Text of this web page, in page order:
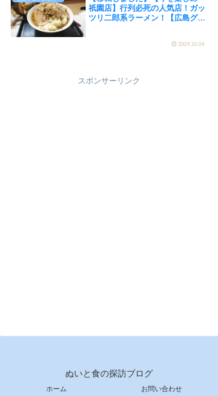
祇園店】行列必死の人気店！ガッ
ツリ二郎系ラーメン！【広島グル
2024.10.04
スポンサーリンク
ぬいと食の探訪ブログ
ホーム お問い合わせ